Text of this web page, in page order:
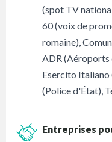
(spot TV
60 (voix de
romaine),
ADR (Aéroports
Esercito Italiano
(Police d'État),
Entreprises